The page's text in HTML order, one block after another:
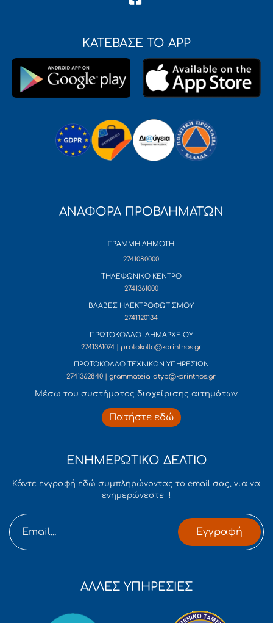
ΚΑΤΕΒΑΣΕ ΤΟ APP
ΑΝΑΦΟΡΑ ΠΡΟΒΛΗΜΑΤΩΝ
ΓΡΑΜΜΗ ΔΗΜΟΤΗ
2741080000
ΤΗΛΕΦΩΝΙΚΟ ΚΕΝΤΡΟ
2741361000
ΒΛΑΒΕΣ ΗΛΕΚΤΡΟΦΩΤΙΣΜΟΥ
2741120134
ΠΡΩΤΟΚΟΛΛΟ ΔΗΜΑΡΧΕΙΟΥ
2741361074 | protokollo@korinthos.gr
ΠΡΩΤΟΚΟΛΛΟ ΤΕΧΝΙΚΩΝ ΥΠΗΡΕΣΙΩΝ
2741362840 | grammateia_dtyp@korinthos.gr
Mέσω του συστήματος διαχείρισης αιτημάτων
Πατήστε εδώ
ΕΝΗΜΕΡΩΤΙΚΟ ΔΕΛΤΙΟ
Κάντε εγγραφή εδώ συμπληρώνοντας το email σας, για να
ενημερώνεστε !
Εγγραφή
ΑΛΛΕΣ ΥΠΗΡΕΣΙΕΣ